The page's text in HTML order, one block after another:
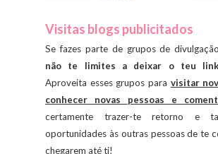
Visitas blogs publicitados
Se fazes parte de grupos de
não te limites a deixar o teu
Aproveita esses grupos para visitar
conhecer novas pessoas e
certamente trazer-te retorno e
oportunidades às outras pessoas de te
chegarem até ti!